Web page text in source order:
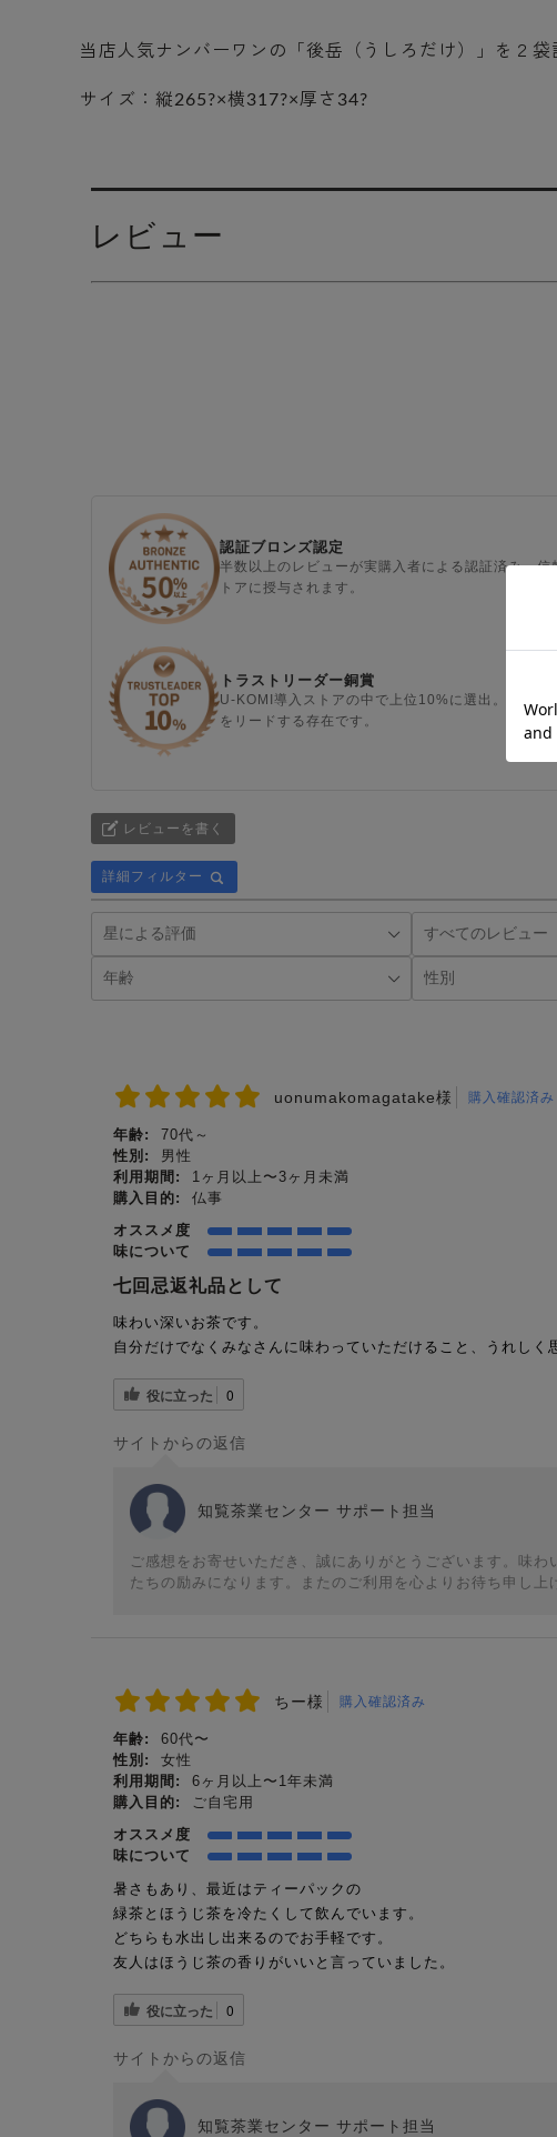
当店人気ナンバーワンの「後岳（うしろだけ）」を２袋
サイズ：縦265?×横317?×厚さ34?
レビュー
認証ブロンズ認定
半数以上のレビューが実購入者による認証済み。
トアに授与されます。
トラストリーダー銅賞
U-KOMI導入ストアの中で上位10%に選出。認証済
をリードする存在です。
レビューを書く
詳細フィルター
uonumakomagatake様 購入確認済み
年齢:
70代～
性別:
男性
利用期間:
1ヶ月以上〜3ヶ月未満
購入目的:
仏事
オススメ度
味について
七回忌返礼品として
味わい深いお茶です。
自分だけでなくみなさんに味わっていただけること、うれしく
役に立った 0
サイトからの返信
知覧茶業センター サポート担当
ご感想をお寄せいただき、誠にありがとうございます。味
たちの励みになります。またのご利用を心よりお待ち申し上
ちー様 購入確認済み
年齢:
60代〜
性別:
女性
利用期間:
6ヶ月以上〜1年未満
購入目的:
ご自宅用
オススメ度
味について
暑さもあり、最近はティーパックの
緑茶とほうじ茶を冷たくして飲んでいます。
どちらも水出し出来るのでお手軽です。
友人はほうじ茶の香りがいいと言っていました。
役に立った 0
サイトからの返信
知覧茶業センター サポート担当